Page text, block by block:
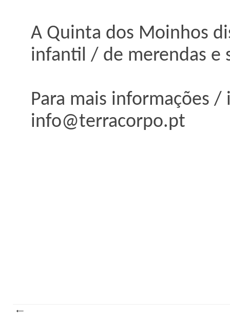
A Quinta dos Moinhos
infantil / de merendas e
Para mais informações /
info@terracorpo.pt